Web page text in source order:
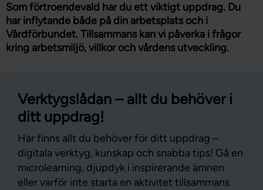
Som förtroendevald har du ett viktigt uppdrag. Du
har inflytande både på din arbetsplats och i
Vårdförbundet. Tillsammans kan vi påverka i frågor
kring arbetsmiljö, villkor och vårdens utveckling.
Verktygslådan – allt du behöver i
ditt uppdrag!
Här finns allt du behöver för ditt uppdrag –
digitala verktyg, kunskap och snabba tips! Gå en
microlearning, djupdyk i inspirerande ämnen
eller varför inte starta en aktivitet tillsammans